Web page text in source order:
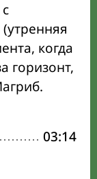
когда
горизонт,
03:14